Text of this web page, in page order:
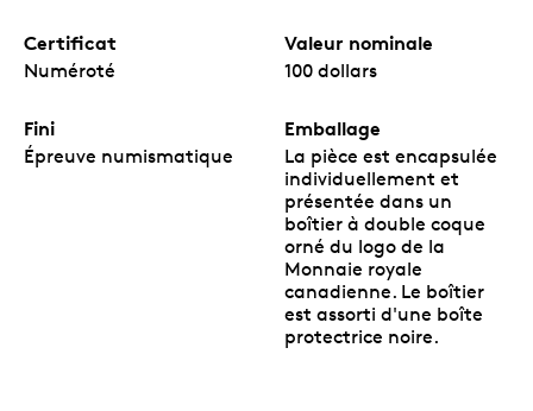
les marques de commerce
(Canada). Cette marque est
utilisée par la Monnaie royale canadienne avec la permission
Signature de William James Roué © jeroué. Utilisé avec
autorisation.
Plans du BLUENOSE 1921© jéroué. Utilisé avec autorisation.
(site Web en anglais seulement)
(site Web en anglais seulement)
Certificat
Numéroté
Valeur nominale
100 dollars
Fini
Épreuve numismatique
Emballage
La pièce est encapsulée
individuellement et
présentée dans un
boîtier à double coque
orné du logo de la
Monnaie royale
canadienne. Le boîtier
est assorti d'une boîte
protectrice noire.